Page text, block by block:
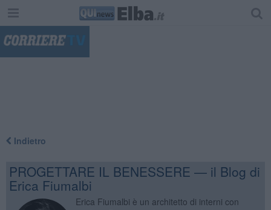
Indietro
PROGETTARE IL BENESSERE — il Blog di
Erica Fiumalbi
Erica Fiumalbi è un architetto di interni con